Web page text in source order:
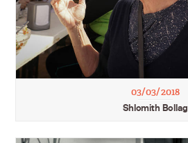
03/03/2018
Shlomith Bollag